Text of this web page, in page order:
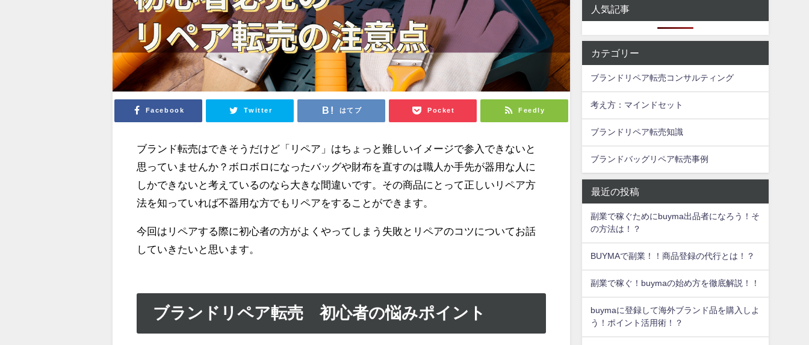
Facebook Twitter はてブ Pocket Feedly
ブランド転売はできそうだけど「リペア」はちょっと難しいイメージで参入できないと
思っていませんか？ボロボロになったバッグや財布を直すのは職人か手先が器用な人に
しかできないと考えているのなら大きな間違いです。その商品にとって正しいリペア方
法を知っていれば不器用な方でもリペアをすることができます。
今回はリペアする際に初心者の方がよくやってしまう失敗とリペアのコツについてお話
していきたいと思います。
ブランドリペア転売 初心者の悩みポイン ト
人気記事
カテゴリー
ブランドリペア転売コンサルティング
考え方：マインドセット
ブランドリペア転売知識
ブランドバッグリペア転売事例
最近の投稿
副業で稼ぐためにbuyma出品者になろう！そ
の方法は！？
BUYMAで副業！！商品登録の代行とは！？
副業で稼ぐ！buymaの始め方を徹底解説！！
buymaに登録して海外ブランド品を購入しよ
う！ポイント活用術！？